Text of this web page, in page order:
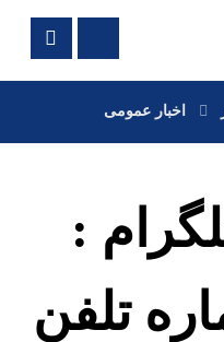
اخبار عمومی
:
تلفن